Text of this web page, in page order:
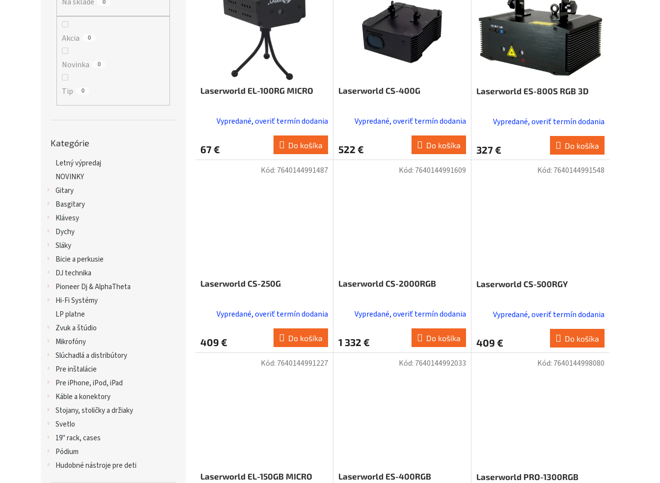
0
Akcia 0
Novinka 0
Tip 0
kategórie
Kategórie
Letný výpredaj
NOVINKY
Gitary
Basgitary
Klávesy
Dychy
Sláky
Bicie a perkusie
DJ technika
Pioneer Dj & AlphaTheta
Hi-Fi Systémy
LP platne
Zvuk a štúdio
Mikrofóny
Slúchadlá a distribútory
Pre inštalácie
Pre iPhone, iPod, iPad
Káble a konektory
Stojany, stoličky a držiaky
Svetlo
19" rack, cases
Pódium
Hudobné nástroje pre deti
Laserworld EL-100RG MICRO
Vypredané, overiť termín dodania
67 € Do košíka
Laserworld CS-400G
Vypredané, overiť termín dodania
522 € Do košíka
Laserworld ES-800S RGB 3D
Vypredané, overiť termín dodania
327 € Do košíka
Laserworld CS-250G
Vypredané, overiť termín dodania
409 € Do košíka
Kód: 7640144991487
Laserworld CS-2000RGB
Vypredané, overiť termín dodania
1 332 € Do košíka
Kód: 7640144991609
Laserworld CS-500RGY
Vypredané, overiť termín dodania
409 € Do košíka
Kód: 7640144991548
Laserworld EL-150GB MICRO
Kód: 7640144991227
Laserworld ES-400RGB
Kód: 7640144992033
Laserworld PRO-1300RGB
Kód: 7640144998080